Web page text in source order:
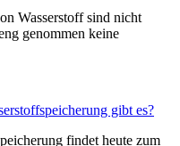
Wasserstoff sind nicht
genommen keine
gibt es?
findet heute zum